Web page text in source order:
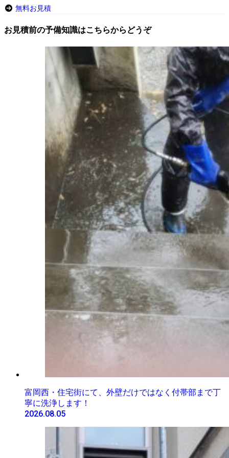
無料お見積
お見積前の予備知識はこちらからどうぞ
富岡西・住宅街にて、外壁だけではなく付帯部まで丁
寧に洗浄します！
2026.08.05